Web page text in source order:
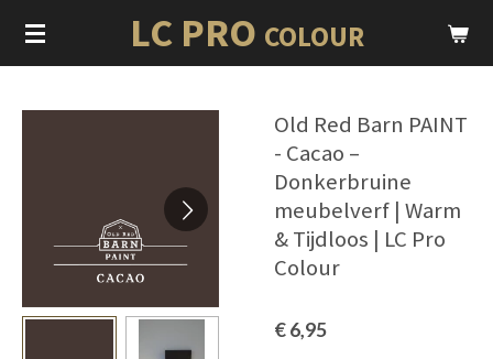
Ga
direct
LC PRO COLOUR
Old Red Barn PAINT
- Cacao –
Donkerbruine
meubelverf | Warm
& Tijdloos | LC Pro
Colour
€ 6,95